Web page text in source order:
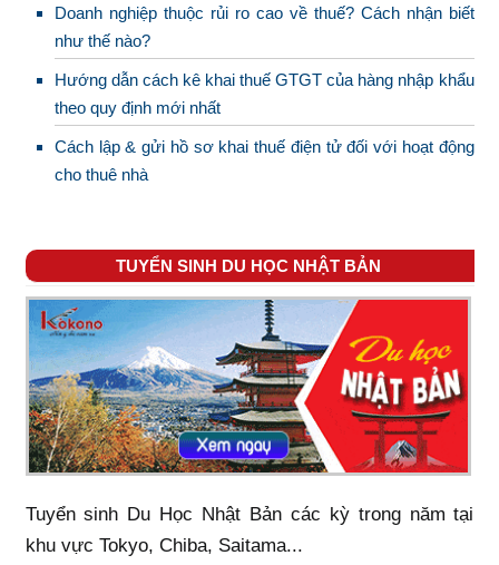
Doanh nghiệp thuộc rủi ro cao về thuế? Cách nhận biết
như thế nào?
Hướng dẫn cách kê khai thuế GTGT của hàng nhập khẩu
theo quy định mới nhất
Cách lập & gửi hồ sơ khai thuế điện tử đối với hoạt động
cho thuê nhà
TUYỂN SINH DU HỌC NHẬT BẢN
Tuyển sinh Du Học Nhật Bản các kỳ trong năm tại
khu vực Tokyo, Chiba, Saitama...